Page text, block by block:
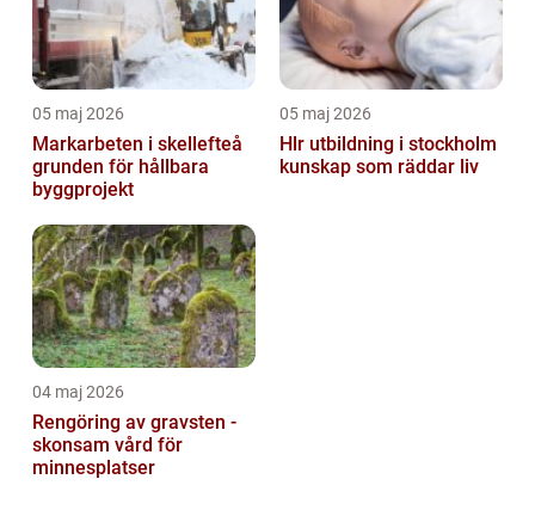
05 maj 2026
Markarbeten i skellefteå
grunden för hållbara
byggprojekt
05 maj 2026
Hlr utbildning i stockholm
kunskap som räddar liv
04 maj 2026
Rengöring av gravsten -
skonsam vård för
minnesplatser